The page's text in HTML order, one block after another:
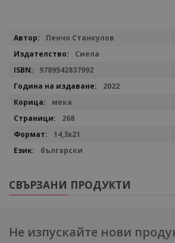
Повече
Пенчо Станкулов
Сиела
9789542837992
2022
мека
268
14,3х21
български
СВЪРЗАНИ ПРОДУКТИ
Не изпускайте нови